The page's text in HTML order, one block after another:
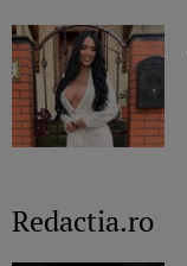
Redactia.ro